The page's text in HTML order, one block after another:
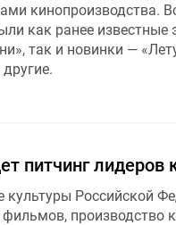
кинопроизводства.
как ранее
так и новинки —
питчинг лидеров
культуры Российской
производство